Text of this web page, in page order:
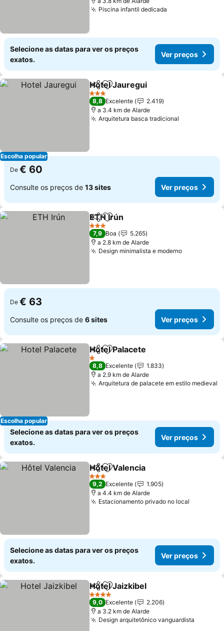
Piscina infantil dedicada
Selecione as datas para ver os preços
exatos.
Ver preços
Escolha popular
PartilharAdicionar aos favoritos
Hotel Jauregui
3 Estrelas
8,8 Excelente
2.419
a 3.4 km de Alarde
Arquitetura basca tradicional
De € 60
Consulte os preços de 13 sites Ver preços
PartilharAdicionar aos favoritos
ETH Irún
3 Estrelas
7,9 Boa
5.265
a 2.8 km de Alarde
Design minimalista e modernoVer preços
De € 63
Consulte os preços de 6 sites Ver preços
Escolha popular
PartilharAdicionar aos favoritos
Hotel Palacete
1 Estrelas
8,8 Excelente
1.833
a 2.9 km de Alarde
Arquitetura de palacete em estilo medieval
Selecione as datas para ver os preços
exatos.
Ver preços
PartilharAdicionar aos favoritos
Hôtel Valencia
3 Estrelas
9,2 Excelente
1.905
a 4.4 km de Alarde
Estacionamento privado no local
Selecione as datas para ver os preços
exatos.
Ver preços
PartilharAdicionar aos favoritos
Hotel Jaizkibel
4 Estrelas
9,0 Excelente
2.206
a 3.2 km de Alarde
Design arquitetônico vanguardista